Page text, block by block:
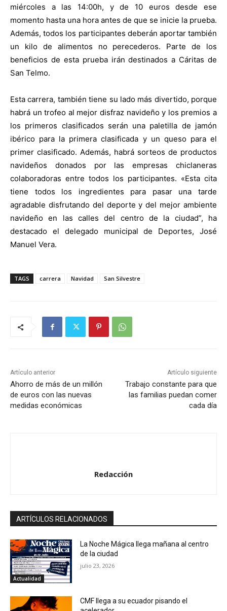
miércoles a las 14:00h, y de 10 euros desde ese
momento hasta una hora antes de que se inicie la prueba.
Además, todos los participantes deberán aportar también
un kilo de alimentos no perecederos. Parte de los
beneficios de esta prueba irán destinados a Cáritas de
San Telmo.
Esta carrera, también tiene su lado más divertido, porque
habrá un trofeo al mejor disfraz navideño y los premios a
los primeros clasificados serán una paletilla de jamón
ibérico para la primera clasificada y un queso para el
primer clasificado. Además, habrá sorteos de productos
navideños donados por las empresas chiclaneras
colaboradoras entre todos los participantes. «Esta cita
tiene todos los ingredientes para pasar una tarde
agradable disfrutando del deporte y del mejor ambiente
navideño en las calles del centro de la ciudad”, ha
destacado el delegado municipal de Deportes, José
Manuel Vera.
TAGS carrera Navidad San Silvestre
Artículo anterior
Ahorro de más de un millón
de euros con las nuevas
medidas económicas
Artículo siguiente
Trabajo constante para que
las familias puedan comer
cada día
Redacción
ARTÍCULOS RELACIONADOS
Actualidad
La Noche Mágica llega mañana al centro
de la ciudad
julio 23, 2026
CMF llega a su ecuador pisando el